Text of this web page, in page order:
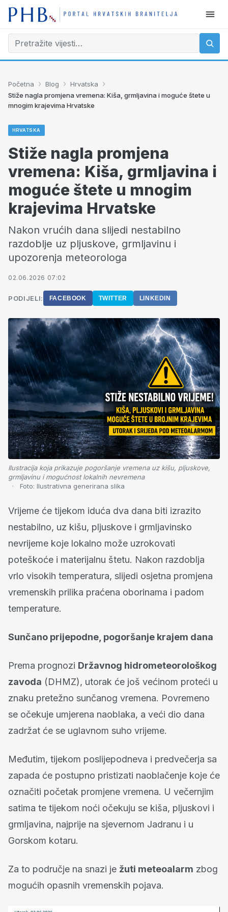
Početna › Blog › Hrvatska ›
Stiže nagla promjena vremena: Kiša, grmljavina i moguće štete u
mnogim krajevima Hrvatske
HRVATSKA
Stiže nagla promjena
vremena: Kiša, grmljavina i
moguće štete u mnogim
krajevima Hrvatske
Nakon vrućih dana slijedi nestabilno
razdoblje uz pljuskove, grmljavinu i
upozorenja meteorologa
02.06.2026 07:02
PODIJELI: FACEBOOK TWITTER LINKEDIN
Ilustracija koja prikazuje pogoršanje vremena uz kišu, pljuskove,
grmljavinu i mogućnost lokalnih nevremena
Foto: Ilustrativna generirana slika
Vrijeme će tijekom iduća dva dana biti izrazito
nestabilno, uz kišu, pljuskove i grmljavinsko
nevrijeme koje lokalno može uzrokovati
poteškoće i materijalnu štetu. Nakon razdoblja
vrlo visokih temperatura, slijedi osjetna promjena
vremenskih prilika praćena oborinama i padom
temperature.
Sunčano prijepodne, pogoršanje krajem dana
Prema prognozi Državnog hidrometeorološkog
zavoda (DHMZ), utorak će još većinom proteći u
znaku pretežno sunčanog vremena. Povremeno
se očekuje umjerena naoblaka, a veći dio dana
zadržat će se uglavnom suho vrijeme.
Međutim, tijekom poslijepodneva i predvečerja sa
zapada će postupno pristizati naoblačenje koje će
označiti početak promjene vremena. U večernjim
satima te tijekom noći očekuju se kiša, pljuskovi i
grmljavina, najprije na sjevernom Jadranu i u
Gorskom kotaru.
Za to područje na snazi je žuti meteoalarm zbog
mogućih opasnih vremenskih pojava.